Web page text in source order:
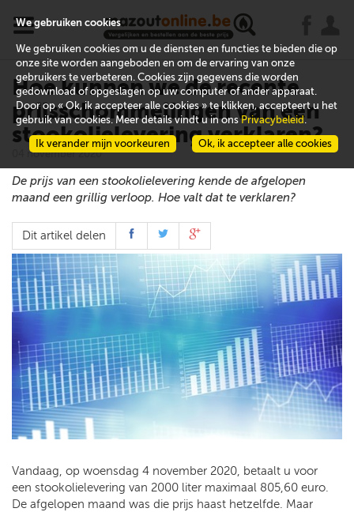
x
Hoe kunnen we de recente
prijsschommelingen van een
stookolielevering verklaren?
04 november 2020
De prijs van een stookolielevering kende de afgelopen
maand een grillig verloop. Hoe valt dat te verklaren?
Dit artikel delen
Vandaag, op woensdag 4 november 2020, betaalt u voor
een stookolielevering van 2000 liter maximaal 805,60 euro.
De afgelopen maand was die prijs haast hetzelfde. Maar
We gebruiken cookies
We gebruiken cookies om u de diensten en functies te bieden die op
onze site worden aangeboden en om de ervaring van onze
gebruikers te verbeteren. Cookies zijn gegevens die worden
gedownload of opgeslagen op uw computer of ander apparaat.
Door op « Ok, ik accepteer alle cookies » te klikken, accepteert u het
gebruik van cookies. Meer details vindt u in onsPrivacybeleid.
Ok, ik accepteer alle cookies
Ik verander mijn voorkeuren